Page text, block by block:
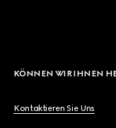
KÖNNEN WIR IHNEN
Kontaktieren Sie Uns